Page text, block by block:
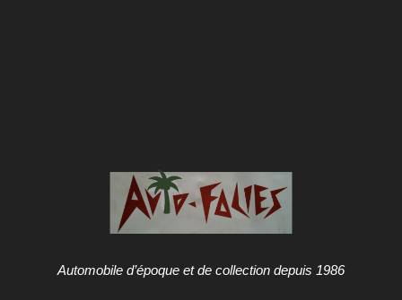
Automobile d’époque et de collection depuis 1986